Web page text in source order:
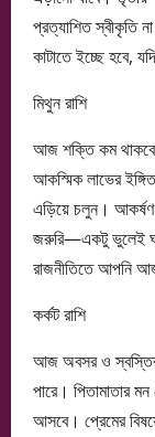
প্রত্যাশিত স্বীকৃতি
কাটাতে ইচ্ছে হবে,
মিথুন রাশি
আজ শক্তি কম থাকবে,
আকস্মিক লাভের
এড়িয়ে চলুন। আকর্ষণ
জরুরি—একটু ভুলেই
রাজনীতিতে আপনি
কর্কট রাশি
আজ অবসর ও স্বস্তির
পারে। পিতামাতার
আসবে। প্রেমের